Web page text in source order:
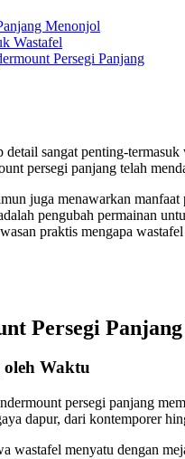
Menonjol
Wastafel
Persegi Panjang
detail sangat penting-
persegi panjang telah
juga menawarkan
pengubah permainan
praktis mengapa
Persegi
oleh Waktu
persegi panjang
dapur, dari kontemporer
wastafel menyatu dengan